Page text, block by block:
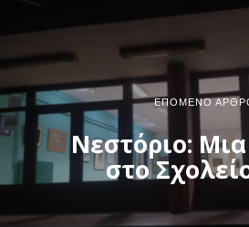
ΕΠΌΜΕΝΟ
Νεστόριο:
στο